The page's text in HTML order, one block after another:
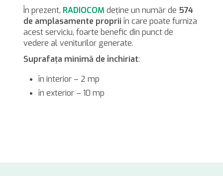
În prezent, RADIOCOM deţine un număr de 574
de amplasamente propriiîn care poate furniza
acest serviciu, foarte benefic din punct de
vedere al veniturilor generate.
Suprafaţa minimă de închiriat:
în interior – 2 mp
în exterior – 10 mp